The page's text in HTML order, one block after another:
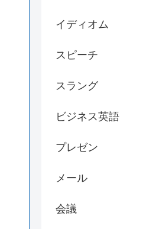
イディオム
スピーチ
スラング
ビジネス英語
プレゼン
メール
会議